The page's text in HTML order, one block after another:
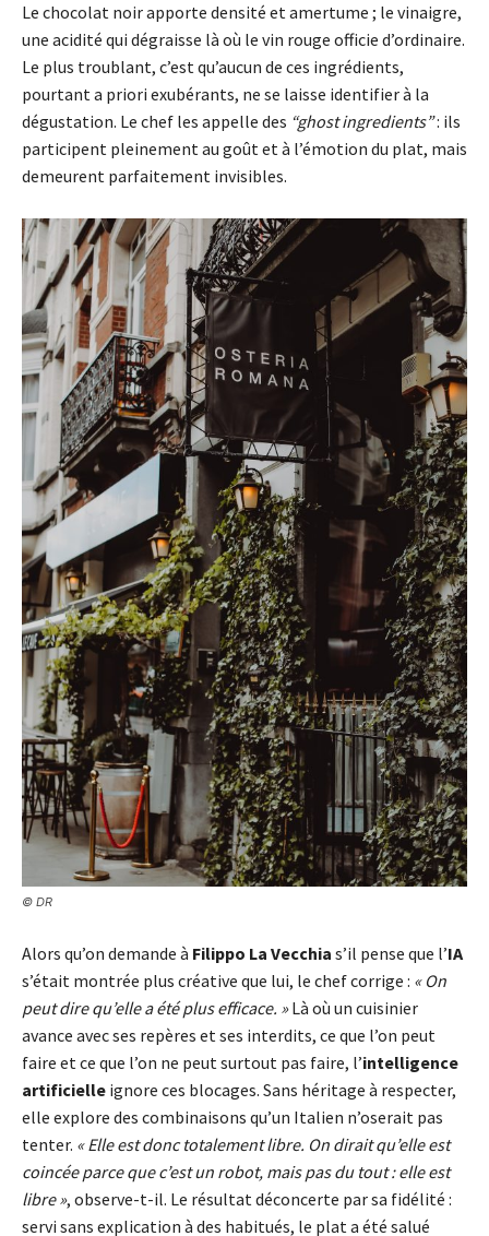
Le chocolat noir apporte densité et amertume ; le vinaigre,
une acidité qui dégraisse là où le vin rouge officie d’ordinaire.
Le plus troublant, c’est qu’aucun de ces ingrédients,
pourtant a priori exubérants, ne se laisse identifier à la
dégustation. Le chef les appelle des “ghost ingredients”: ils
participent pleinement au goût et à l’émotion du plat, mais
demeurent parfaitement invisibles.
© DR
Alors qu’on demande à Filippo La Vecchia s’il pense que l’IA
s’était montrée plus créative que lui, le chef corrige : « On
peut dire qu’elle a été plus efficace. »Là où un cuisinier
avance avec ses repères et ses interdits, ce que l’on peut
faire et ce que l’on ne peut surtout pas faire, l’intelligence
artificielle ignore ces blocages. Sans héritage à respecter,
elle explore des combinaisons qu’un Italien n’oserait pas
tenter. « Elle est donc totalement libre. On dirait qu’elle est
coincée parce que c’est un robot, mais pas du tout : elle est
libre », observe-t-il. Le résultat déconcerte par sa fidélité :
servi sans explication à des habitués, le plat a été salué